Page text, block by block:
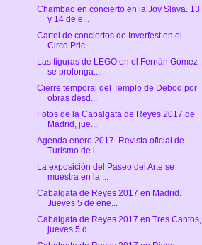
Chambao en concierto en la Joy Slava. 13
y 14 de e...
Cartel de conciertos de Inverfest en el
Circo Pric...
Las figuras de LEGO en el Fernán Gómez
se prolonga...
Cierre temporal del Templo de Debod por
obras desd...
Fotos de la Cabalgata de Reyes 2017 de
Madrid, jue...
Agenda enero 2017. Revista oficial de
Turismo de l...
La exposición del Paseo del Arte se
muestra en la ...
Cabalgata de Reyes 2017 en Madrid.
Jueves 5 de ene...
Cabalgata de Reyes 2017 en Tres Cantos,
jueves 5 d...